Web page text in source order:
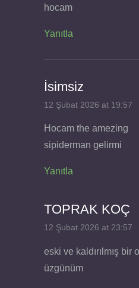
hocam
Yanıtla
İsimsiz
12 Şubat 2026 at 19:57
Hocam the amezing
sipiderman gelirmi
Yanıtla
TOPRAK KOÇ
12 Şubat 2026 at 23:57
eski ve kaldırılmış bir
üzgünüm